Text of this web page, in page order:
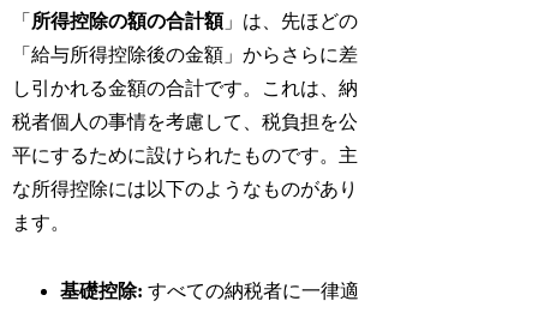
「 所得控除の額の合計額」は、先ほどの
「給与所得控除後の金額」からさらに差
し引かれる金額の合計です。これは、納
税者個人の事情を考慮して、税負担を公
平にするために設けられたものです。主
な所得控除には以下のようなものがあり
ます。
基礎控除: すべての納税者に一律適